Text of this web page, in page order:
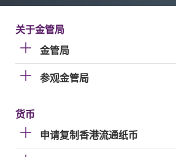
关于金管局
金管局
参观金管局
货币
申请复制香港流通纸币